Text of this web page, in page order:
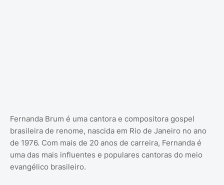
Fernanda Brum é uma cantora e compositora gospel
brasileira de renome, nascida em Rio de Janeiro no ano
de 1976. Com mais de 20 anos de carreira, Fernanda é
uma das mais influentes e populares cantoras do meio
evangélico brasileiro.